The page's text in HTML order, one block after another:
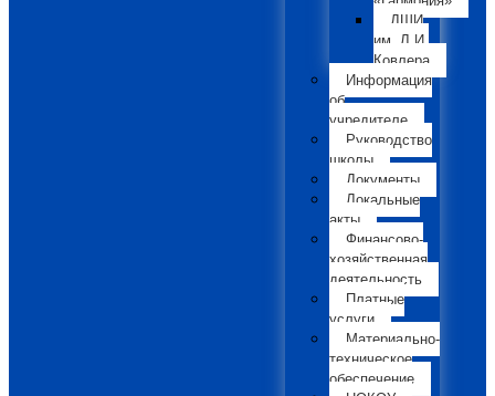
ДШИ
им. Л.И.
Ковлера
Информация
об
учредителе
Руководство
школы
Документы
Локальные
акты
Финансово-
хозяйственная
деятельность
Платные
услуги
Материально-
техническое
обеспечение